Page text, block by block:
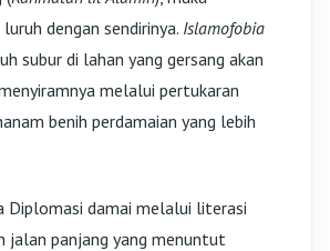
luruh dengan sendirinya. Islamofobia
subur di lahan yang gersang akan
melalui pertukaran
benih perdamaian yang lebih
Diplomasi damai melalui literasi
jalan panjang yang menuntut